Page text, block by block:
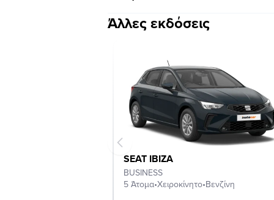
Άλλες εκδόσεις
SEAT IBIZA
BUSINESS
5 Άτομα•Χειροκίνητο•Βενζίνη